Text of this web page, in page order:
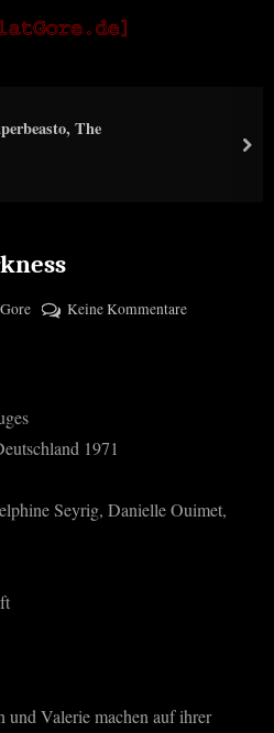
The
Keine Kommentarezu
1971
Seyrig, Danielle Ouimet,
und Valerie machen auf ihrer